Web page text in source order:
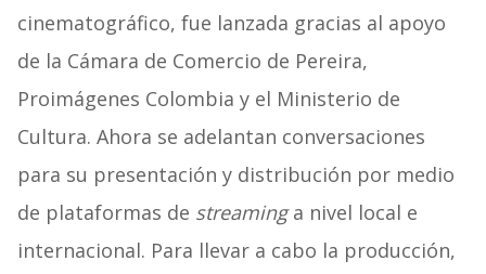
cinematográfico, fue lanzada gracias al apoyo
de la Cámara de Comercio de Pereira,
Proimágenes Colombia y el Ministerio de
Cultura. Ahora se adelantan conversaciones
para su presentación y distribución por medio
de plataformas de streaminga nivel local e
internacional. Para llevar a cabo la producción,